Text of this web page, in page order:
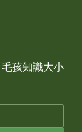
孩知識大小